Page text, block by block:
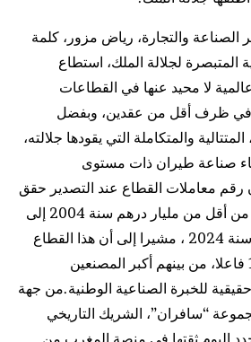
الصناعة والتجارة، رياض مزور، كلمة
المتبصرة لجلالة الملك، استطاع
لا محيد عنها في القطاعات
“في ظرف أقل من عقدين، وبفضل
والمتكاملة التي يقودها جلالته،
صناعة طيران ذات مستوى
معاملات القطاع عند التصدير حقق
قفزة نوعية، حيث انتقل من أقل من مليار درهم سنة 2004 إلى
أزيد من 26 مليار درهم سنة 2024 ، مشيرا إلى أن هذا القطاع
يشمل الآن أكثر من 150 فاعلا، من بينهم أكبر المصنعين
للخبرة الصناعية الوطنية.من جهة
“سافران”، الشريك التاريخي